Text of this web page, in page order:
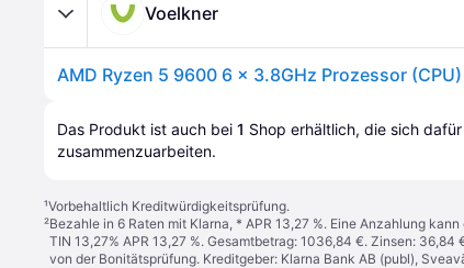
Voelkner
Das Produkt ist auch bei 1 Shop erhältlich, die sich
zusammenzuarbeiten.
¹Vorbehaltlich Kreditwürdigkeitsprüfung.
²Bezahle in 6 Raten mit Klarna, * APR 13,27 %. Eine Anzahlung
TIN 13,27% APR 13,27 %. Gesamtbetrag: 1036,84 €. Zinsen:
von der Bonitätsprüfung. Kreditgeber: Klarna Bank AB (publ),